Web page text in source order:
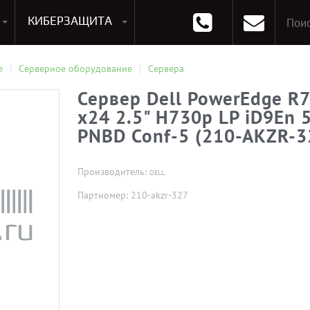
КИБЕРЗАЩИТА
Серверное оборудование Сервера
Сервер Dell PowerEdge
x24 2.5" H730p LP iD9En
PNBD Conf-5 (210-AKZR-
Производитель: DELL
Партномер: 210-akzr-327